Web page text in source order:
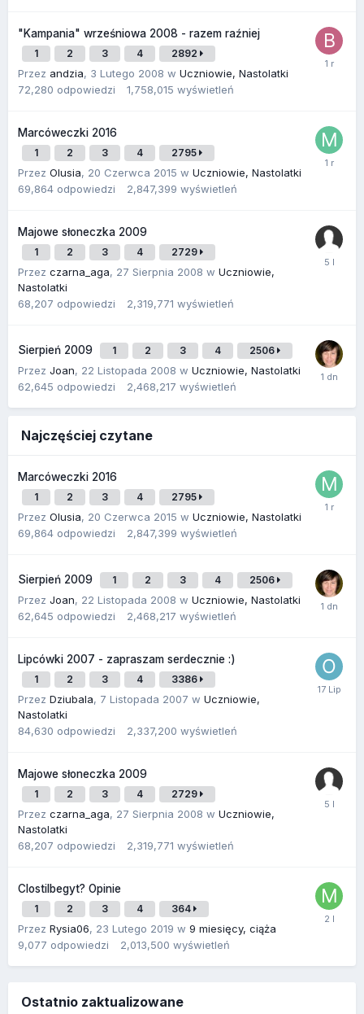
"Kampania" wrześniowa 2008 - razem raźniej
1 2 3 4 2892
Przez andzia, 3 Lutego 2008 w Uczniowie, Nastolatki
72,280 odpowiedzi 1,758,015 wyświetleń
Marcóweczki 2016
1 2 3 4 2795
Przez Olusia, 20 Czerwca 2015 w Uczniowie, Nastolatki
69,864 odpowiedzi 2,847,399 wyświetleń
Majowe słoneczka 2009
1 2 3 4 2729
Przez czarna_aga, 27 Sierpnia 2008 w Uczniowie,
Nastolatki
68,207 odpowiedzi 2,319,771 wyświetleń
Sierpień 2009 1 2 3 4 2506
Przez Joan, 22 Listopada 2008 w Uczniowie, Nastolatki
62,645 odpowiedzi 2,468,217 wyświetleń
Najczęściej czytane
Marcóweczki 2016
1 2 3 4 2795
Przez Olusia, 20 Czerwca 2015 w Uczniowie, Nastolatki
69,864 odpowiedzi 2,847,399 wyświetleń
Sierpień 2009 1 2 3 4 2506
Przez Joan, 22 Listopada 2008 w Uczniowie, Nastolatki
62,645 odpowiedzi 2,468,217 wyświetleń
Lipcówki 2007 - zapraszam serdecznie :)
1 2 3 4 3386
Przez Dziubala, 7 Listopada 2007 w Uczniowie,
Nastolatki
84,630 odpowiedzi 2,337,200 wyświetleń
Majowe słoneczka 2009
1 2 3 4 2729
Przez czarna_aga, 27 Sierpnia 2008 w Uczniowie,
Nastolatki
68,207 odpowiedzi 2,319,771 wyświetleń
Clostilbegyt? Opinie
1 2 3 4 364
Przez Rysia06, 23 Lutego 2019 w 9 miesięcy, ciąża
9,077 odpowiedzi 2,013,500 wyświetleń
Ostatnio zaktualizowane